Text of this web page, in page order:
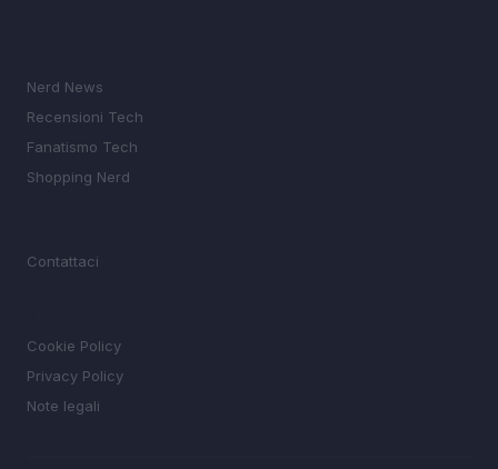
Nerd News
Recensioni Tech
Fanatismo Tech
Shopping Nerd
Contattaci
Cookie Policy
Privacy Policy
Note legali